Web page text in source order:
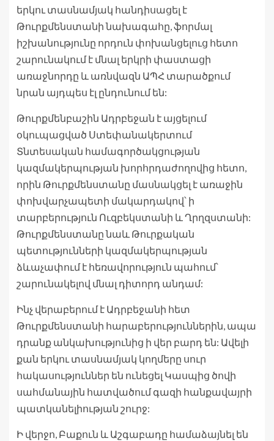
երկու տասնամյակ հանդիսացել է
Թուրքմենստանի նախագահը, ֆորմալ
իշխանությունը որդուն փոխանցելուց հետո
շարունակում է մնալ երկրի փաստացի
առաջնորդը և առնվազն ԱՊՀ տարածքում
նրան այդպես էլ ընդունում են:
Թուրքմենբաշին Ադրբեջան է այցելում
օկուպացված Ստեփանակերտում
Տնտեսական համագործակցության
կազմակերպության խորհրդաժողովից հետո,
որին Թուրքմենստանը մասնակցել է առաջին
փոխվարչապետի մակարդակով՝ ի
տարբերություն Ուզբեկստանի և Ղրղզստանի:
Թուրքմենստանը նաև Թուրքական
պետությունների կազմակերպության
ձևաչափում է հեռավորություն պահում՝
շարունակելով մնալ դիտորդ անդամ:
Ինչ վերաբերում է Ադրբեջանի հետ
Թուրքմենստանի հարաբերություններին, ապա
դրանք անկախությունից ի վեր բարդ են: Ավելի
քան երկու տասնամյակ կողմերը սուր
հակասություններ են ունեցել Կասպից ծովի
սահմանային հատվածում գազի հանքավայրի
պատկանելիության շուրջ:
Ի վերջո, Բաքուն և Աշգաբադը համաձայնել են